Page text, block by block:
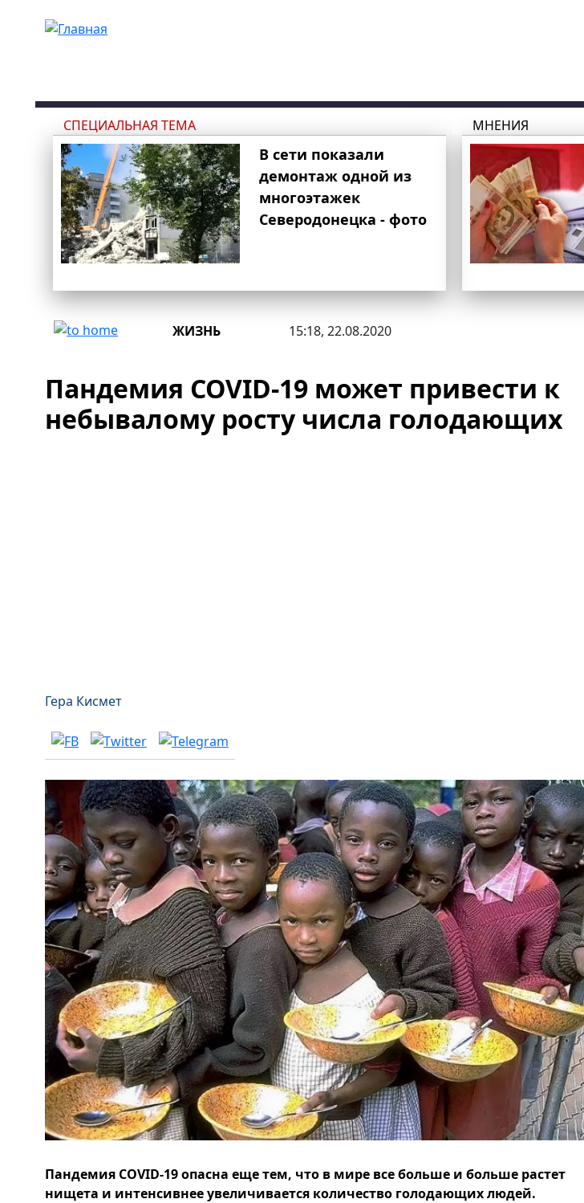
СПЕЦИАЛЬНАЯ ТЕМА
В сети показали
демонтаж одной из
многоэтажек
Северодонецка - фото
МНЕНИЯ
ЖИЗНЬ 15:18, 22.08.2020
Пандемия COVID-19 может привести к
небывалому росту числа голодающих
Гера Кисмет
Пандемия COVID-19 опасна еще тем, что в мире все больше и больше растет
нищета и интенсивнее увеличивается количество голодающих людей.